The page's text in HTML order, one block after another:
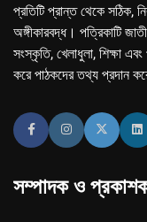
প্রতিটি প্রান্ত থেকে সঠিক,
অঙ্গীকারবদ্ধ। পত্রিকাটি
সংস্কৃতি, খেলাধুলা, শিক্ষা
করে পাঠকদের তথ্য প্রদান
সম্পাদক ও